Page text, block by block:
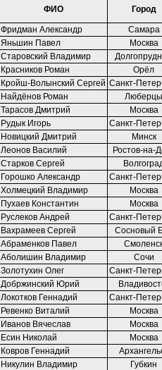
ФИО Город
Фридман Александр
Самара
Яньшин Павел
Москва
Старовский Владимир
Красников Роман
Орёл
Кройш-Волынский Сергей Санкт-
Найдёнов Роман
Люберцы
Тарасов Дмитрий
Москва
Рудык Игорь
Санкт-
Новицкий Дмитрий
Минск
Леонов Василий
Ростов-на-
Старков Сергей
Горошко Александр
Санкт-
Холмецкий Владимир
Москва
Пухаев Константин
Москва
Руслеков Андрей
Санкт-
Вахрамеев Сергей
Сосновый
Абраменков Павел
Аболишин Владимир
Сочи
Золотухин Олег
Санкт-
Добржинский Юрий
Локотков Геннадий
Санкт-
Ревенко Виталий
Москва
Иванов Вячеслав
Москва
Есин Николай
Москва
Ковров Геннадий
Никулин Владимир
Губкин